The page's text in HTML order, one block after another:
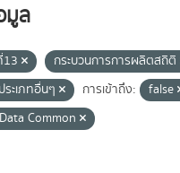
มูล
13 กระบวนการการผลิตสถิติ
ะเภทอื่นๆ การเข้าถึง: false
Common